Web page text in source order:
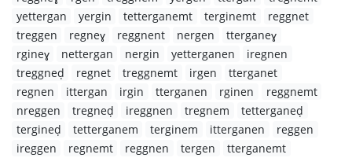
yettergan
yergin tetterganemt terginemt
reggnet
treggen
regneɣ reggnent nergen
tterganeɣ
rgineɣ
nettergan nergin yetterganen
iregnen
treggneḍ
regnet treggnemt irgen
tterganet
regnen
ittergan irgin tterganen rginen
reggnemt
nreggen
tregneḍ ireggnen tregnem
tetterganeḍ
tergineḍ
tetterganem terginem itterganen
reggen
ireggen
regnemt reggnen tergen
tterganemt